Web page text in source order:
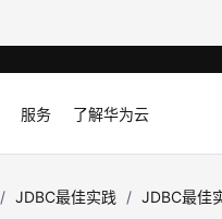
服务 了解华为云
/ JDBC最佳实践 / JDBC最佳